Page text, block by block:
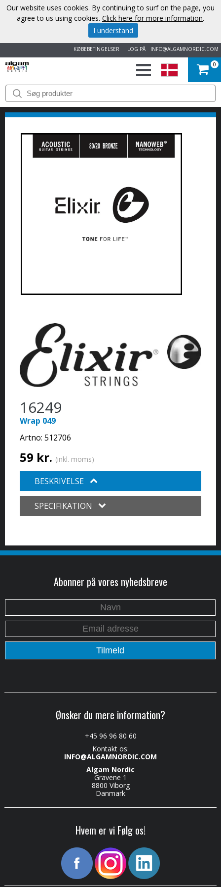
INFO@ALGAMNORDIC.COM
LOG PÅ
KØBEBETINGELSER
START
VAREMÆRKER
NYHEDER
KONTAKT
0
16249
Wrap 049
Artno: 512706
59 kr. (inkl. moms)
BESKRIVELSE
SPECIFIKATION
Abonner på vores nyhedsbreve
Ønsker du mere information?
+45 96 96 80 60
Kontakt os:
INFO@ALGAMNORDIC.COM
Algam Nordic
Gravene 1
8800 Viborg
Danmark
Hvem er vi Følg os!
Our website uses cookies. By continuing to surf on the page, you
agree to us using cookies. Click here for more information.
I understand